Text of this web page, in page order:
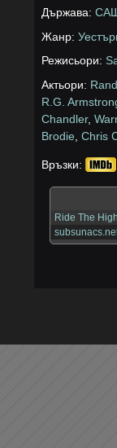
Държава:
Жанр:
Режисьори:
Актьори:
R.G.
Chandler,
Brodie ,Chris
Връзки:
Ride The